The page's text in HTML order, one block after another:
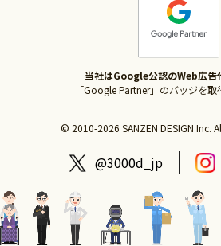
当社はGoogle公認のWeb広告
「Google Partner」のバッジを取
© 2010-2026 SANZEN DESIGN Inc.
@3000d_jp